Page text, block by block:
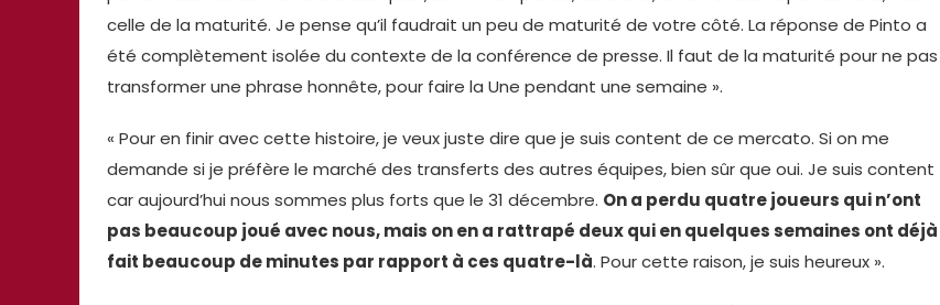
celle de la maturité. Je pense qu’il faudrait un peu de maturité de votre côté. La réponse de Pinto a
été complètement isolée du contexte de la conférence de presse. Il faut de la maturité pour ne pas
transformer une phrase honnête, pour faire la Une pendant une semaine ».
« Pour en finir avec cette histoire, je veux juste dire que je suis content de ce mercato. Si on me
demande si je préfère le marché des transferts des autres équipes, bien sûr que oui. Je suis content
car aujourd’hui nous sommes plus forts que le 31 décembre. On a perdu quatre joueurs qui n’ont
pas beaucoup joué avec nous, mais on en a rattrapé deux qui en quelques semaines ont déjà
fait beaucoup de minutes par rapport à ces quatre-là. Pour cette raison, je suis heureux ».